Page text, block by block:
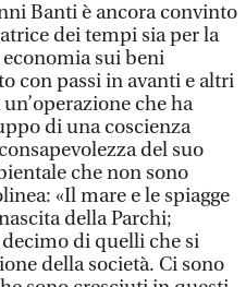
Banti è ancora convinto
dei tempi sia per la
sui beni
con passi in avanti e altri
che ha
di una coscienza
del suo
che non sono
«Il mare e le spiagge
della Parchi;
di quelli che si
della società. Ci sono